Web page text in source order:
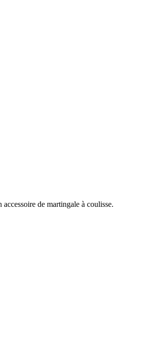
de martingale à coulisse.